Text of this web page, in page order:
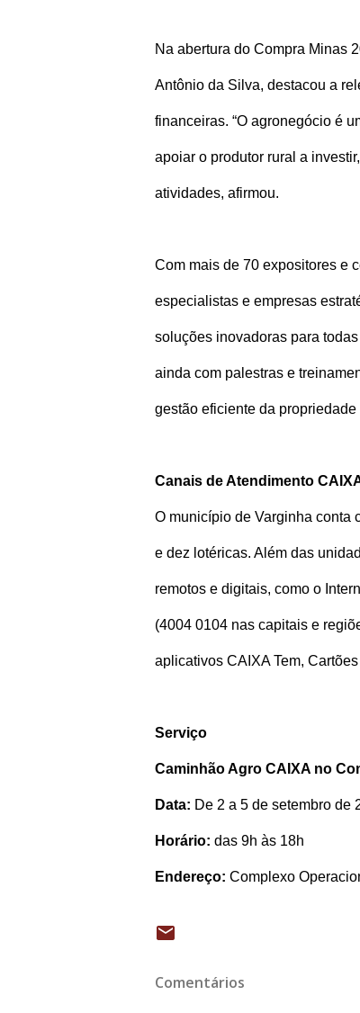
Na abertura do Compra Minas
Antônio da Silva, destacou a
financeiras. “O agronegócio é
apoiar o produtor rural a
atividades, afirmou.
Com mais de 70 expositores e
especialistas e empresas
soluções inovadoras para
ainda com palestras e
gestão eficiente da propriedade
Canais de Atendimento
O município de Varginha conta
e dez lotéricas. Além das
remotos e digitais, como o
(4004 0104 nas capitais e
aplicativos CAIXA Tem,
Serviço
Caminhão Agro CAIXA no
Data: De 2 a 5 de setembro de
Horário: das 9h às 18h
Endereço: Complexo
Comentários